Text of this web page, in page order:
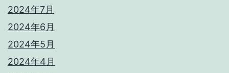
2024年7月
2024年6月
2024年5月
2024年4月